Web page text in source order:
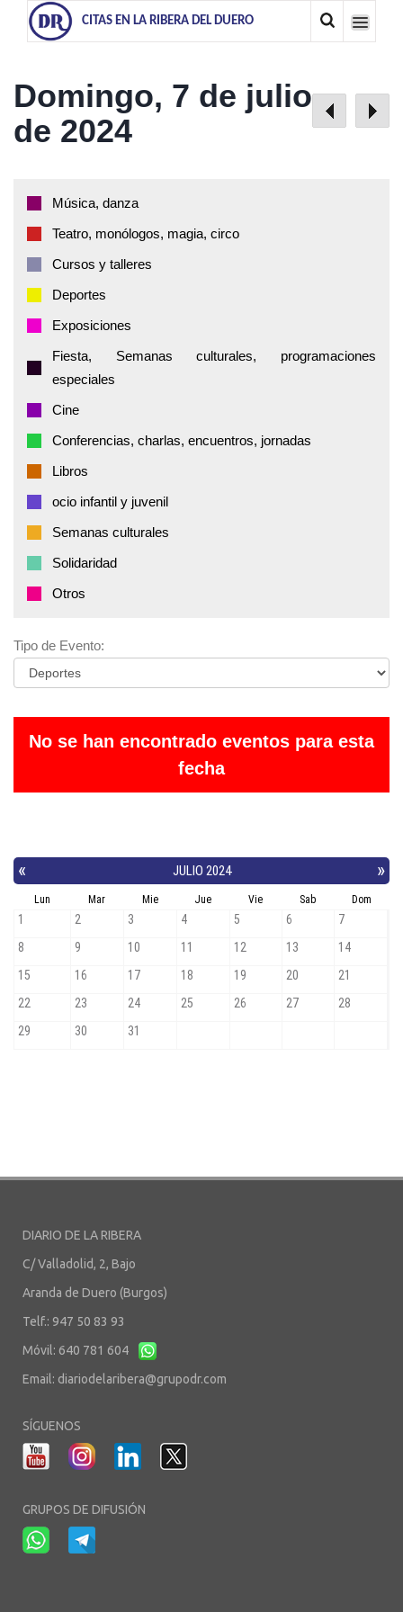
CITAS EN LA RIBERA DEL DUERO
Domingo, 7 de julio
de 2024
Música, danza
Teatro, monólogos, magia, circo
Cursos y talleres
Deportes
Exposiciones
Fiesta, Semanas culturales, programaciones
especiales
Cine
Conferencias, charlas, encuentros, jornadas
Libros
ocio infantil y juvenil
Semanas culturales
Solidaridad
Otros
Tipo de Evento:
No se han encontrado eventos para esta
fecha
DIARIO DE LA RIBERA
C/ Valladolid, 2, Bajo
Aranda de Duero (Burgos)
Telf.: 947 50 83 93
Móvil: 640 781 604
Email: diariodelaribera@grupodr.com
SÍGUENOS
GRUPOS DE DIFUSIÓN